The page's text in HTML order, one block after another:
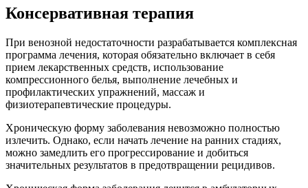
Консервативная терапия
При венозной недостаточности разрабатывается комплексная
программа лечения, которая обязательно включает в себя
прием лекарственных средств, использование
компрессионного белья, выполнение лечебных и
профилактических упражнений, массаж и
физиотерапевтические процедуры.
Хроническую форму заболевания невозможно полностью
излечить. Однако, если начать лечение на ранних стадиях,
можно замедлить его прогрессирование и добиться
значительных результатов в предотвращении рецидивов.